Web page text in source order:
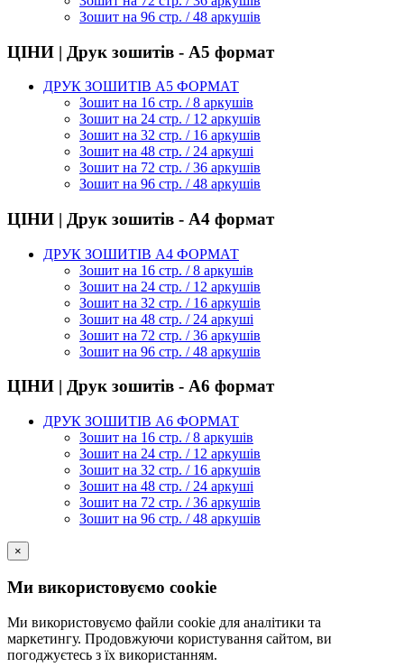
Зошит на 96 стр. / 48 аркушів
ЦІНИ | Друк зошитів - А5 формат
ДРУК ЗОШИТІВ А5 ФОРМАТ
Зошит на 16 стр. / 8 аркушів
Зошит на 24 стр. / 12 аркушів
Зошит на 32 стр. / 16 аркушів
Зошит на 48 стр. / 24 аркуші
Зошит на 72 стр. / 36 аркушів
Зошит на 96 стр. / 48 аркушів
ЦІНИ | Друк зошитів - А4 формат
ДРУК ЗОШИТІВ А4 ФОРМАТ
Зошит на 16 стр. / 8 аркушів
Зошит на 24 стр. / 12 аркушів
Зошит на 32 стр. / 16 аркушів
Зошит на 48 стр. / 24 аркуші
Зошит на 72 стр. / 36 аркушів
Зошит на 96 стр. / 48 аркушів
ЦІНИ | Друк зошитів - А6 формат
ДРУК ЗОШИТІВ А6 ФОРМАТ
Зошит на 16 стр. / 8 аркушів
Зошит на 24 стр. / 12 аркушів
Зошит на 32 стр. / 16 аркушів
Зошит на 48 стр. / 24 аркуші
Зошит на 72 стр. / 36 аркушів
Зошит на 96 стр. / 48 аркушів
×
Ми використовуємо cookie
Ми використовуємо файли cookie для аналітики та
маркетингу. Продовжуючи користування сайтом, ви
погоджуєтесь з їх використанням.